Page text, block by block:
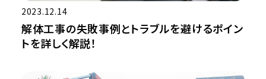
2023.12.14
解体工事の失敗事例とトラブルを避けるポイン
トを詳しく解説！